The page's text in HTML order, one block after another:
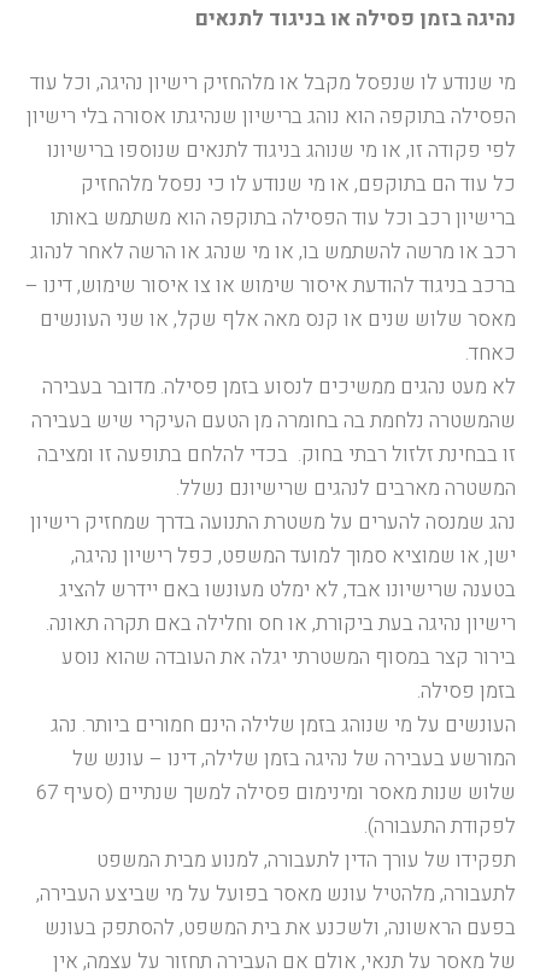
נהיגה בזמן פסילה או בניגוד לתנאים
מי שנודע לו שנפסל מקבל או מלהחזיק רישיון נהיגה, וכל עוד
הפסילה בתוקפה הוא נוהג ברישיון שנהיגתו אסורה בלי רישיון
לפי פקודה זו, או מי שנוהג בניגוד לתנאים שנוספו ברישיונו
כל עוד הם בתוקפם, או מי שנודע לו כי נפסל מלהחזיק
ברישיון רכב וכל עוד הפסילה בתוקפה הוא משתמש באותו
רכב או מרשה להשתמש בו, או מי שנהג או הרשה לאחר לנהוג
ברכב בניגוד להודעת איסור שימוש או צו איסור שימוש, דינו –
מאסר שלוש שנים או קנס מאה אלף שקל, או שני העונשים
כאחד.
לא מעט נהגים ממשיכים לנסוע בזמן פסילה. מדובר בעבירה
שהמשטרה נלחמת בה בחומרה מן הטעם העיקרי שיש בעבירה
זו בבחינת זלזול רבתי בחוק. בכדי להלחם בתופעה זו ומציבה
המשטרה מארבים לנהגים שרישיונם נשלל.
נהג שמנסה להערים על משטרת התנועה בדרך שמחזיק רישיון
ישן, או שמוציא סמוך למועד המשפט, כפל רישיון נהיגה,
בטענה שרישיונו אבד, לא ימלט מעונשו באם יידרש להציג
רישיון נהיגה בעת ביקורת, או חס וחלילה באם תקרה תאונה.
בירור קצר במסוף המשטרתי יגלה את העובדה שהוא נוסע
בזמן פסילה.
העונשים על מי שנוהג בזמן שלילה הינם חמורים ביותר. נהג
המורשע בעבירה של נהיגה בזמן שלילה, דינו – עונש של
שלוש שנות מאסר ומינימום פסילה למשך שנתיים (סעיף 67
לפקודת התעבורה).
תפקידו של עורך הדין לתעבורה, למנוע מבית המשפט
לתעבורה, מלהטיל עונש מאסר בפועל על מי שביצע העבירה,
בפעם הראשונה, ולשכנע את בית המשפט, להסתפק בעונש
של מאסר על תנאי, אולם אם העבירה תחזור על עצמה, אין